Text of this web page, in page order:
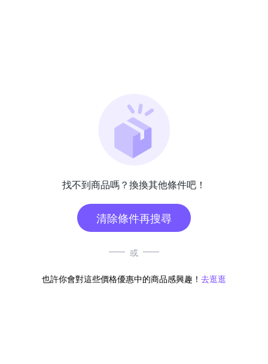
找不到商品嗎？換換其他條件吧！
清除條件再搜尋
或
也許你會對這些價格優惠中的商品感興趣！ 去逛逛